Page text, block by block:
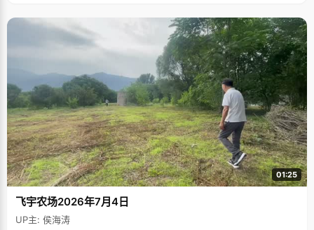
01:25
飞宇农场2026年7月4日
UP主: 侯海涛